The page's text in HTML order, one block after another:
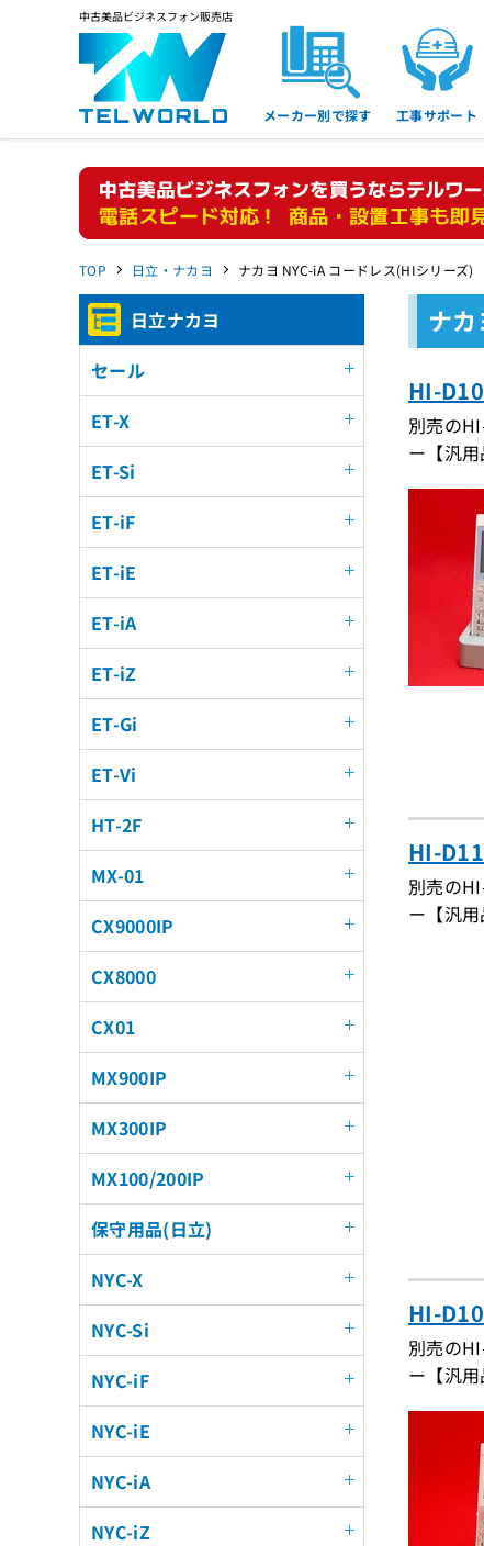
中古美品ビジネスフォン販売店
メーカー別で探す 工事サポート
TOP 日立・ナカヨ ナカヨ NYC-iA コードレス(HIシリーズ)
ナ
HI-
別売の
ー【汎
HI-
別売の
ー【汎
HI-
別売の
ー【汎
日立ナカヨ
セール
ET-X
ET-Si
ET-iF
ET-iE
ET-iA
ET-iZ
ET-Gi
ET-Vi
HT-2F
MX-01
CX9000IP
CX8000
CX01
MX900IP
MX300IP
MX100/200IP
保守用品(日立)
NYC-X
NYC-Si
NYC-iF
NYC-iE
NYC-iA
NYC-iZ